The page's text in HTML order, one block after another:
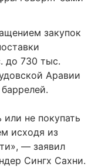
закупок
до 730 тыс.
Аравии
не покупать
исходя из
— заявил
Сингх Сахни.